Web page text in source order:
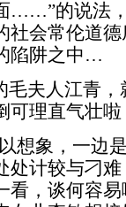
……”的说法
社会常伦道
陷阱之中…
夫人江青，
可理直气壮啦
象，一边
处计较与刁
看，谈何容